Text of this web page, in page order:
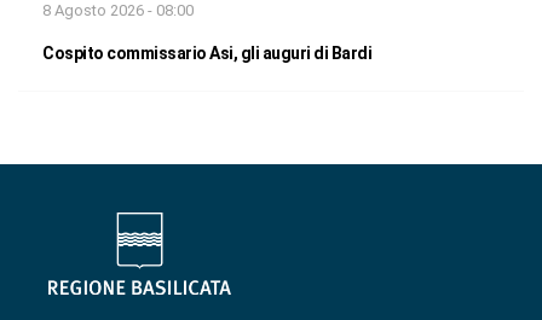
8 Agosto 2026 - 08:00
Cospito commissario Asi, gli auguri di Bardi